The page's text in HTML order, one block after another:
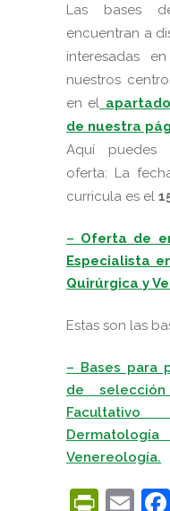
Las bases
encuentran a
interesadas
nuestros
en el
de nuestra
Aquí
oferta: La
curricula es el
– Oferta de
Especialista
Quirúrgica y
Estas son las
– Bases para
de
Venereología.